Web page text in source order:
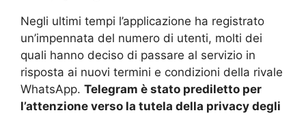
Negli ultimi tempi l’applicazione ha registrato
un’impennata del numero di utenti, molti dei
quali hanno deciso di passare al servizio in
risposta ai nuovi termini e condizioni della rivale
WhatsApp. Telegram è stato prediletto per
l’attenzione verso la tutela della privacy degli